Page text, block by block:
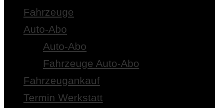
Fahrzeuge
Auto-Abo
Auto-Abo
Fahrzeuge Auto-Abo
Fahrzeugankauf
Termin Werkstatt